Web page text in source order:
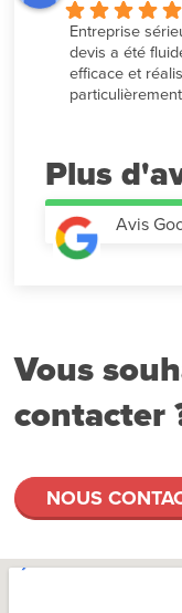
Entreprise
devis a été
efficace et
Plus
Avis
Vous
contacter
NOUS